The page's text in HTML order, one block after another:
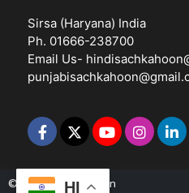
Sirsa (Haryana) India
Ph. 01666-238700
Email Us-
© 2026 -Sach Kahoon
HI